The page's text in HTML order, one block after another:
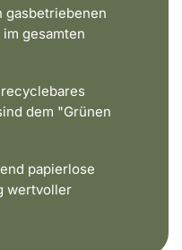
gasbetriebenen
gesamten
dem "Grünen
papierlose
wertvoller